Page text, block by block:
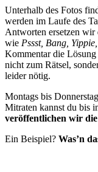
Unterhalb des Fotos
werden im Laufe des
Antworten ersetzen
wie Pssst, Bang,
Kommentar die
nicht zum Rätsel,
leider nötig.
Montags bis
Mitraten kannst du bis
veröffentlichen wir
Ein Beispiel? Was’n